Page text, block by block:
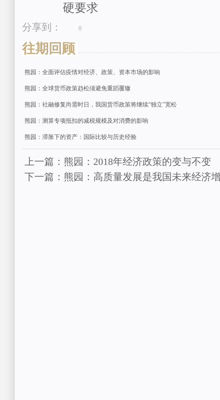
硬要求
分享到： 0
往期回顾
熊园：全面评估疫情对经济、政策、资本市场的影响
熊园：全球货币政策趋松须避免重蹈覆辙
熊园：社融修复尚需时日，我国货币政策将继续“独立”宽松
熊园：测算专项抵扣的减税规模及对消费的影响
熊园：滞胀下的资产：国际比较与历史经验
上一篇：熊园：2018年经济政策的变与不变
下一篇：熊园：高质量发展是我国未来经济